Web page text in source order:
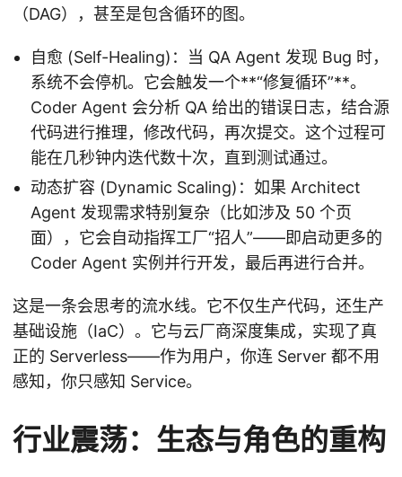
（DAG），甚至是包含循环的图。
自愈 (Self-Healing)：当 QA Agent 发现 Bug 时，
系统不会停机。它会触发一个**“修复循环”**。
Coder Agent 会分析 QA 给出的错误日志，结合源
代码进行推理，修改代码，再次提交。这个过程可
能在几秒钟内迭代数十次，直到测试通过。
动态扩容 (Dynamic Scaling)：如果 Architect
Agent 发现需求特别复杂（比如涉及 50 个页
面），它会自动指挥工厂“招人”——即启动更多的
Coder Agent 实例并行开发，最后再进行合并。
这是一条会思考的流水线。它不仅生产代码，还生产
基础设施（IaC）。它与云厂商深度集成，实现了真
正的 Serverless——作为用户，你连 Server 都不用
感知，你只感知 Service。
行业震荡：生态与角色的重构